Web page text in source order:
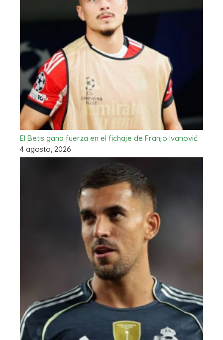
El Betis gana fuerza en el fichaje de Franjo Ivanović
4 agosto, 2026